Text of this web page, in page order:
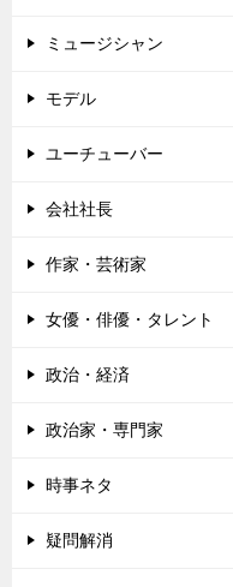
ミュージシャン
モデル
ユーチューバー
会社社長
作家・芸術家
女優・俳優・タレント
政治・経済
政治家・専門家
時事ネタ
疑問解消